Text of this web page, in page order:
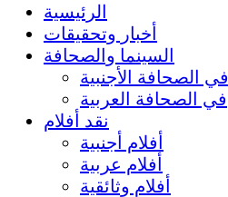
الرئيسية
أخبار وتحقيقات
السينما والصحافة
في الصحافة الأجنبية
في الصحافة العربية
نقد أفلام
أفلام أجنبية
أفلام عربية
أفلام وثائقية